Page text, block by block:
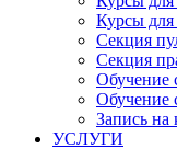
Курсы для
Секция
Секция
Обучение
Обучение
Запись на
УСЛУГИ